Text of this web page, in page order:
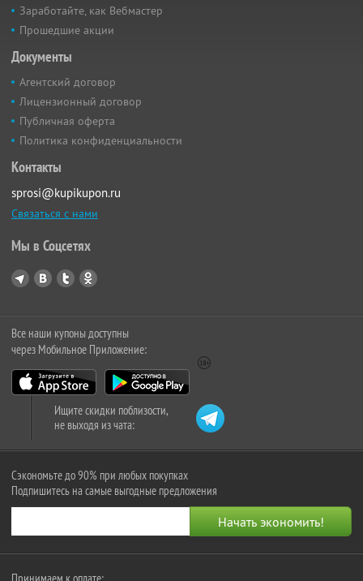
Заработайте, как Вебмастер
Прошедшие акции
Документы
Агентский договор
Лицензионный договор
Публичная оферта
Политика конфиденциальности
Контакты
sprosi@kupikupon.ru
Связаться с нами
Мы в Соцсетях
Все наши купоны доступны
через Мобильное Приложение:
Ищите скидки поблизости,
не выходя из чата:
Сэкономьте до 90% при любых покупках
Подпишитесь на самые выгодные предложения